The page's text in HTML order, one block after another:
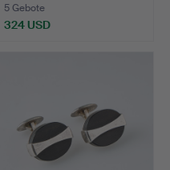
5 Gebote
324 USD